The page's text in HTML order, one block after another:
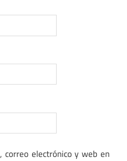
correo electrónico y web en